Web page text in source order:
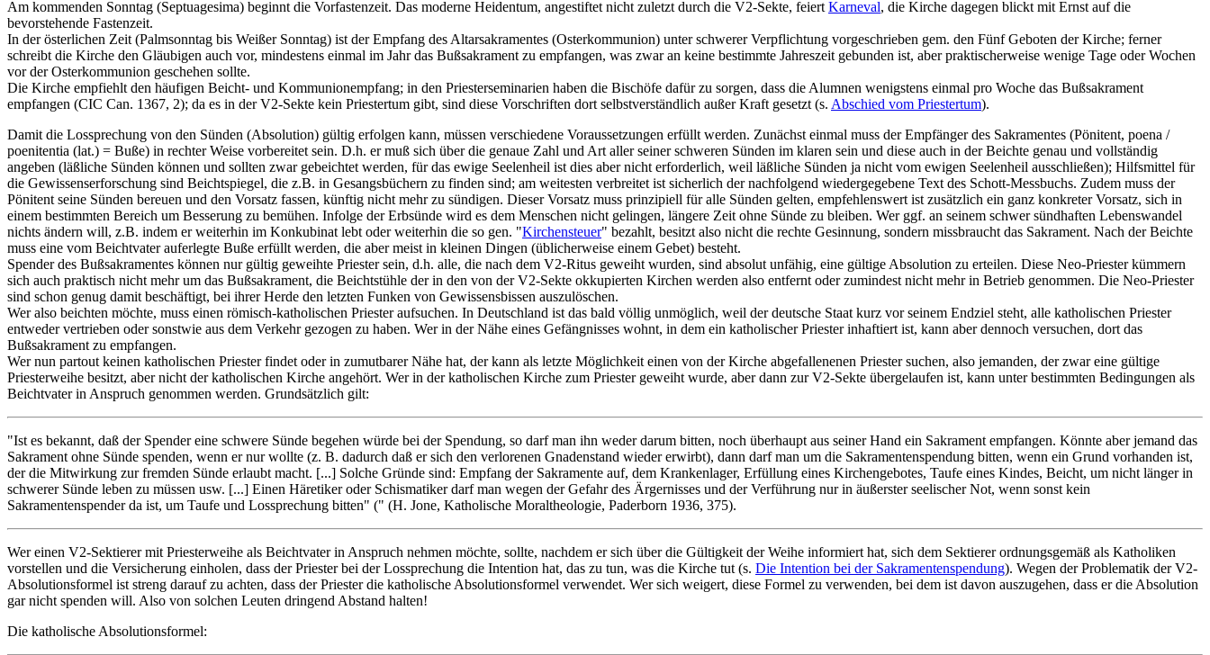
Am kommenden Sonntag (Septuagesima) beginnt die Vorfastenzeit. Das moderne Heidentum, angestiftet nicht zuletzt durch die V2-Sekte, feiert Karneval, die Kirche dagegen blickt mit Ernst auf die
bevorstehende Fastenzeit.
In der österlichen Zeit (Palmsonntag bis Weißer Sonntag) ist der Empfang des Altarsakramentes (Osterkommunion) unter schwerer Verpflichtung vorgeschrieben gem. den Fünf Geboten der Kirche; ferner
schreibt die Kirche den Gläubigen auch vor, mindestens einmal im Jahr das Bußsakrament zu empfangen, was zwar an keine bestimmte Jahreszeit gebunden ist, aber praktischerweise wenige Tage oder Wochen
vor der Osterkommunion geschehen sollte.
Die Kirche empfiehlt den häufigen Beicht- und Kommunionempfang; in den Priesterseminarien haben die Bischöfe dafür zu sorgen, dass die Alumnen wenigstens einmal pro Woche das Bußsakrament
empfangen (CIC Can. 1367, 2); da es in der V2-Sekte kein Priestertum gibt, sind diese Vorschriften dort selbstverständlich außer Kraft gesetzt (s. Abschied vom Priestertum).
Damit die Lossprechung von den Sünden (Absolution) gültig erfolgen kann, müssen verschiedene Voraussetzungen erfüllt werden. Zunächst einmal muss der Empfänger des Sakramentes (Pönitent, poena /
poenitentia (lat.) = Buße) in rechter Weise vorbereitet sein. D.h. er muß sich über die genaue Zahl und Art aller seiner schweren Sünden im klaren sein und diese auch in der Beichte genau und vollständig
angeben (läßliche Sünden können und sollten zwar gebeichtet werden, für das ewige Seelenheil ist dies aber nicht erforderlich, weil läßliche Sünden ja nicht vom ewigen Seelenheil ausschließen); Hilfsmittel für
die Gewissenserforschung sind Beichtspiegel, die z.B. in Gesangsbüchern zu finden sind; am weitesten verbreitet ist sicherlich der nachfolgend wiedergegebene Text des Schott-Messbuchs. Zudem muss der
Pönitent seine Sünden bereuen und den Vorsatz fassen, künftig nicht mehr zu sündigen. Dieser Vorsatz muss prinzipiell für alle Sünden gelten, empfehlenswert ist zusätzlich ein ganz konkreter Vorsatz, sich in
einem bestimmten Bereich um Besserung zu bemühen. Infolge der Erbsünde wird es dem Menschen nicht gelingen, längere Zeit ohne Sünde zu bleiben. Wer ggf. an seinem schwer sündhaften Lebenswandel
nichts ändern will, z.B. indem er weiterhin im Konkubinat lebt oder weiterhin die so gen. "Kirchensteuer" bezahlt, besitzt also nicht die rechte Gesinnung, sondern missbraucht das Sakrament. Nach der Beichte
muss eine vom Beichtvater auferlegte Buße erfüllt werden, die aber meist in kleinen Dingen (üblicherweise einem Gebet) besteht.
Spender des Bußsakramentes können nur gültig geweihte Priester sein, d.h. alle, die nach dem V2-Ritus geweiht wurden, sind absolut unfähig, eine gültige Absolution zu erteilen. Diese Neo-Priester kümmern
sich auch praktisch nicht mehr um das Bußsakrament, die Beichtstühle der in den von der V2-Sekte okkupierten Kirchen werden also entfernt oder zumindest nicht mehr in Betrieb genommen. Die Neo-Priester
sind schon genug damit beschäftigt, bei ihrer Herde den letzten Funken von Gewissensbissen auszulöschen.
Wer also beichten möchte, muss einen römisch-katholischen Priester aufsuchen. In Deutschland ist das bald völlig unmöglich, weil der deutsche Staat kurz vor seinem Endziel steht, alle katholischen Priester
entweder vertrieben oder sonstwie aus dem Verkehr gezogen zu haben. Wer in der Nähe eines Gefängnisses wohnt, in dem ein katholischer Priester inhaftiert ist, kann aber dennoch versuchen, dort das
Bußsakrament zu empfangen.
Wer nun partout keinen katholischen Priester findet oder in zumutbarer Nähe hat, der kann als letzte Möglichkeit einen von der Kirche abgefallenenen Priester suchen, also jemanden, der zwar eine gültige
Priesterweihe besitzt, aber nicht der katholischen Kirche angehört. Wer in der katholischen Kirche zum Priester geweiht wurde, aber dann zur V2-Sekte übergelaufen ist, kann unter bestimmten Bedingungen als
Beichtvater in Anspruch genommen werden. Grundsätzlich gilt:
"Ist es bekannt, daß der Spender eine schwere Sünde begehen würde bei der Spendung, so darf man ihn weder darum bitten, noch überhaupt aus seiner Hand ein Sakrament empfangen. Könnte aber jemand das
Sakrament ohne Sünde spenden, wenn er nur wollte (z. B. dadurch daß er sich den verlorenen Gnadenstand wieder erwirbt), dann darf man um die Sakramentenspendung bitten, wenn ein Grund vorhanden ist,
der die Mitwirkung zur fremden Sünde erlaubt macht. [...] Solche Gründe sind: Empfang der Sakramente auf, dem Krankenlager, Erfüllung eines Kirchengebotes, Taufe eines Kindes, Beicht, um nicht länger in
schwerer Sünde leben zu müssen usw. [...] Einen Häretiker oder Schismatiker darf man wegen der Gefahr des Ärgernisses und der Verführung nur in äußerster seelischer Not, wenn sonst kein
Sakramentenspender da ist, um Taufe und Lossprechung bitten" (" (H. Jone, Katholische Moraltheologie, Paderborn 1936, 375).
Wer einen V2-Sektierer mit Priesterweihe als Beichtvater in Anspruch nehmen möchte, sollte, nachdem er sich über die Gültigkeit der Weihe informiert hat, sich dem Sektierer ordnungsgemäß als Katholiken
vorstellen und die Versicherung einholen, dass der Priester bei der Lossprechung die Intention hat, das zu tun, was die Kirche tut (s. Die Intention bei der Sakramentenspendung). Wegen der Problematik der V2-
Absolutionsformel ist streng darauf zu achten, dass der Priester die katholische Absolutionsformel verwendet. Wer sich weigert, diese Formel zu verwenden, bei dem ist davon auszugehen, dass er die Absolution
gar nicht spenden will. Also von solchen Leuten dringend Abstand halten!
Die katholische Absolutionsformel: